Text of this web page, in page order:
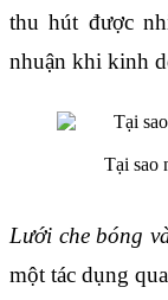
thu hút được
nhuận khi kinh
Tại sao
Lưới che bóng
một tác dụng